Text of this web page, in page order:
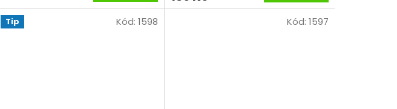
Tip Kód: 1598 Kód: 1597